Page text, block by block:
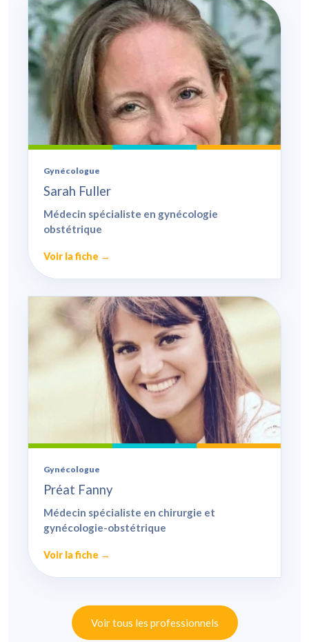
Gynécologue
Sarah Fuller
Médecin spécialiste en gynécologie
obstétrique
Voir la fiche →
Gynécologue
Préat Fanny
Médecin spécialiste en chirurgie et
gynécologie-obstétrique
Voir la fiche →
Voir tous les professionnels